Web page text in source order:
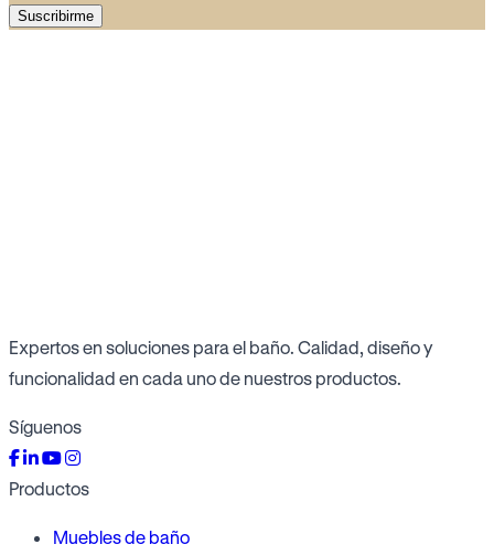
Suscribirme
Expertos en soluciones para el baño. Calidad, diseño y
funcionalidad en cada uno de nuestros productos.
Síguenos
Productos
Muebles de baño